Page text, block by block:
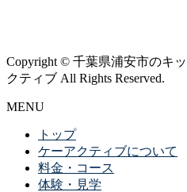
Copyright © 千葉県浦安市のキ
クティブ All Rights Reserved.
MENU
トップ
ケーアクティブについて
料金・コース
体験・見学